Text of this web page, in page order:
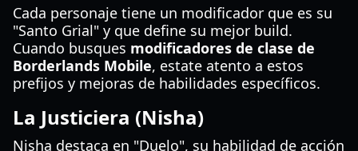
Cada personaje tiene un modificador que es su
"Santo Grial" y que define su mejor build.
Cuando busques modificadores de clase de
Borderlands Mobile, estate atento a estos
prefijos y mejoras de habilidades específicos.
La Justiciera (Nisha)
Nisha destaca en "Duelo", su habilidad de acción